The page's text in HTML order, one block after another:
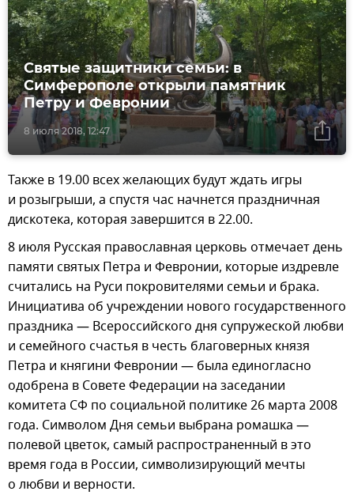
8 июля 2018, 12:47
Святые защитники семьи: в
Симферополе открыли памятник
Петру и Февронии
Также в 19.00 всех желающих будут ждать игры
и розыгрыши, а спустя час начнется праздничная
дискотека, которая завершится в 22.00.
8 июля Русская православная церковь отмечает день
памяти святых Петра и Февронии, которые издревле
считались на Руси покровителями семьи и брака.
Инициатива об учреждении нового государственного
праздника — Всероссийского дня супружеской любви
и семейного счастья в честь благоверных князя
Петра и княгини Февронии — была единогласно
одобрена в Совете Федерации на заседании
комитета СФ по социальной политике 26 марта 2008
года. Символом Дня семьи выбрана ромашка —
полевой цветок, самый распространенный в это
время года в России, символизирующий мечты
о любви и верности.